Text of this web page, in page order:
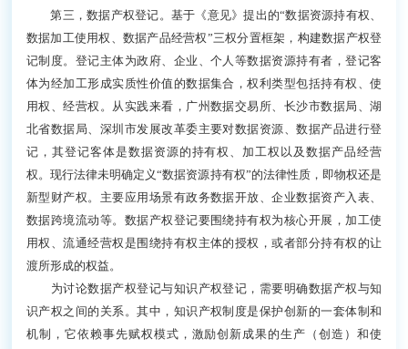
第三，数据产权登记。基于《意见》提出的“数据资源持有权、
数据加工使用权、数据产品经营权”三权分置框架，构建数据产权登
记制度。登记主体为政府、企业、个人等数据资源持有者，登记客
体为经加工形成实质性价值的数据集合，权利类型包括持有权、使
用权、经营权。从实践来看，广州数据交易所、长沙市数据局、湖
北省数据局、深圳市发展改革委主要对数据资源、数据产品进行登
记，其登记客体是数据资源的持有权、加工权以及数据产品经营
权。现行法律未明确定义“数据资源持有权”的法律性质，即物权还是
新型财产权。主要应用场景有政务数据开放、企业数据资产入表、
数据跨境流动等。数据产权登记要围绕持有权为核心开展，加工使
用权、流通经营权是围绕持有权主体的授权，或者部分持有权的让
渡所形成的权益。
为讨论数据产权登记与知识产权登记，需要明确数据产权与知
识产权之间的关系。其中，知识产权制度是保护创新的一套体制和
机制，它依赖事先赋权模式，激励创新成果的生产（创造）和使